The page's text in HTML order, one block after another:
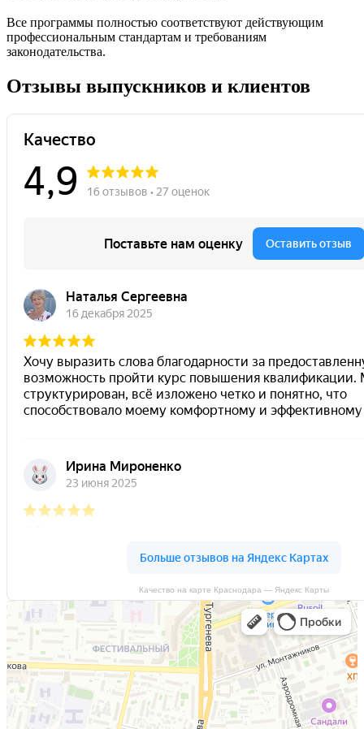
Все программы полностью соответствуют действующим
профессиональным стандартам и требованиям
законодательства.
Отзывы выпускников и клиентов
Качество на карте Краснодара — Яндекс Карты